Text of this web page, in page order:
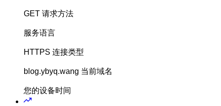
GET 请求方法
服务语言
HTTPS 连接类型
blog.ybyq.wang 当前域名
您的设备时间